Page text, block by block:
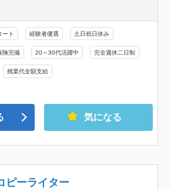
ート 経験者優遇 土日祝日休み
険完備 20～30代活躍中 完全週休二日制
残業代全額支給
気になる
ピーライター